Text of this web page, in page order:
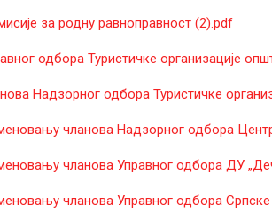
за родну равноправност (2).pdf
одбора Туристичке организације
Надзорног одбора Туристичке
чланова Надзорног одбора
чланова Управног одбора ДУ
чланова Управног одбора Српске